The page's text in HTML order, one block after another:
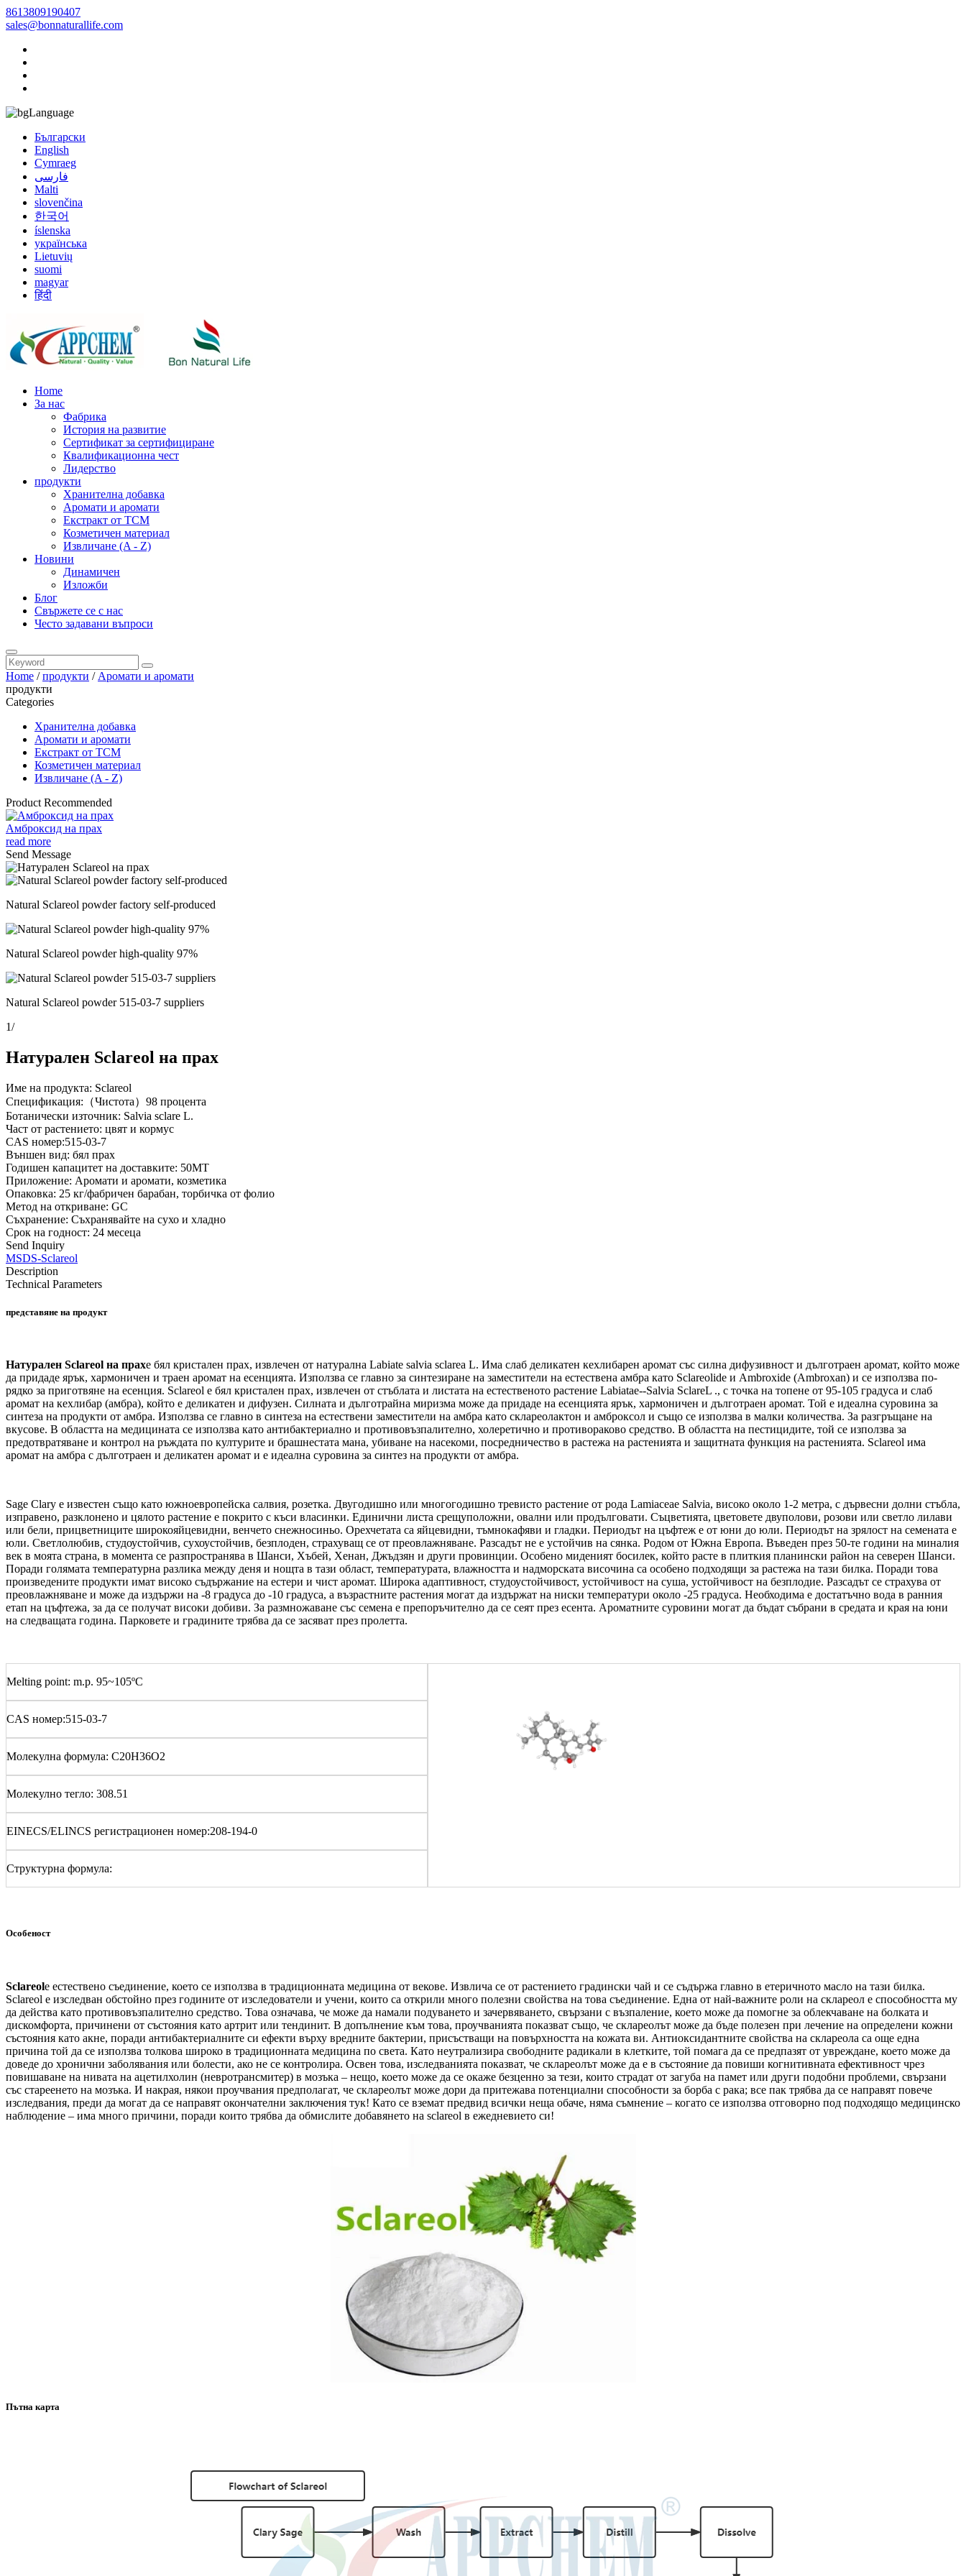
8613809190407
sales@bonnaturallife.com
Language
Български
English
Cymraeg
فارسی
Malti
slovenčina
한국어
íslenska
українська
Lietuvių
suomi
magyar
हिंदी
Home
За нас
Фабрика
История на развитие
Сертификат за сертифициране
Квалификационна чест
Лидерство
продукти
Хранителна добавка
Аромати и аромати
Екстракт от TCM
Козметичен материал
Извличане (A - Z)
Новини
Динамичен
Изложби
Блог
Свържете се с нас
Често задавани въпроси
Home /продукти / Аромати и аромати
продукти
Categories
Хранителна добавка
Аромати и аромати
Екстракт от TCM
Козметичен материал
Извличане (A - Z)
Product Recommended
Амброксид на прах
read more
Send Message
Natural Sclareol powder factory self-produced
Natural Sclareol powder high-quality 97%
Natural Sclareol powder 515-03-7 suppliers
1/
Натурален Sclareol на прах
Име на продукта: Sclareol
Спецификация:（Чистота）98 процента
Ботанически източник: Salvia sclare L.
Част от растението: цвят и кормус
CAS номер:515-03-7
Външен вид: бял прах
Годишен капацитет на доставките: 50MT
Приложение: Аромати и аромати, козметика
Опаковка: 25 кг/фабричен барабан, торбичка от фолио
Метод на откриване: GC
Съхранение: Съхранявайте на сухо и хладно
Срок на годност: 24 месеца
Send Inquiry
MSDS-Sclareol
Description
Technical Parameters
представяне на продукт
Натурален Sclareol на прахе бял кристален прах, извлечен от натурална Labiate salvia sclarea L. Има слаб деликатен кехлибарен аромат със силна дифузивност и дълготраен аромат, който може
да придаде ярък, хармоничен и траен аромат на есенцията. Използва се главно за синтезиране на заместители на естествена амбра като Sclareolide и Ambroxide (Ambroxan) и се използва по-
рядко за приготвяне на есенция. Sclareol е бял кристален прах, извлечен от стъблата и листата на естественото растение Labiatae--Salvia SclareL ., с точка на топене от 95-105 градуса и слаб
аромат на кехлибар (амбра), който е деликатен и дифузен. Силната и дълготрайна миризма може да придаде на есенцията ярък, хармоничен и дълготраен аромат. Той е идеална суровина за
синтеза на продукти от амбра. Използва се главно в синтеза на естествени заместители на амбра като склареолактон и амброксол и също се използва в малки количества. За разгръщане на
вкусове. В областта на медицината се използва като антибактериално и противовъзпалително, холеретично и противораково средство. В областта на пестицидите, той се използва за
предотвратяване и контрол на ръждата по културите и брашнестата мана, убиване на насекоми, посредничество в растежа на растенията и защитната функция на растенията. Sclareol има
аромат на амбра с дълготраен и деликатен аромат и е идеална суровина за синтез на продукти от амбра.
Sage Clary е известен също като южноевропейска салвия, розетка. Двугодишно или многогодишно тревисто растение от рода Lamiaceae Salvia, високо около 1-2 метра, с дървесни долни стъбла,
изправено, разклонено и цялото растение е покрито с къси власинки. Единични листа срещуположни, овални или продълговати. Съцветията, цветовете двуполови, розови или светло лилави
или бели, прицветниците широкояйцевидни, венчето снежносиньо. Орехчетата са яйцевидни, тъмнокафяви и гладки. Периодът на цъфтеж е от юни до юли. Периодът на зрялост на семената е
юли. Светлолюбив, студоустойчив, сухоустойчив, безплоден, страхуващ се от преовлажняване. Разсадът не е устойчив на сянка. Родом от Южна Европа. Въведен през 50-те години на миналия
век в моята страна, в момента се разпространява в Шанси, Хъбей, Хенан, Джъдзян и други провинции. Особено миденият босилек, който расте в плиткия планински район на северен Шанси.
Поради голямата температурна разлика между деня и нощта в тази област, температурата, влажността и надморската височина са особено подходящи за растежа на тази билка. Поради това
произведените продукти имат високо съдържание на естери и чист аромат. Широка адаптивност, студоустойчивост, устойчивост на суша, устойчивост на безплодие. Разсадът се страхува от
преовлажняване и може да издържи на -8 градуса до -10 градуса, а възрастните растения могат да издържат на ниски температури около -25 градуса. Необходима е достатъчно вода в ранния
етап на цъфтежа, за да се получат високи добиви. За размножаване със семена е препоръчително да се сеят през есента. Ароматните суровини могат да бъдат събрани в средата и края на юни
на следващата година. Парковете и градините трябва да се засяват през пролетта.
Melting point: m.p. 95~105ºC
CAS номер:515-03-7
Молекулна формула: C20H36O2
Молекулно тегло: 308.51
EINECS/ELINCS регистрационен номер:208-194-0
Структурна формула:
Особеност
Sclareolе естествено съединение, което се използва в традиционната медицина от векове. Извлича се от растението градински чай и се съдържа главно в етеричното масло на тази билка.
Sclareol е изследван обстойно през годините от изследователи и учени, които са открили много полезни свойства на това съединение. Една от най-важните роли на склареол е способността му
да действа като противовъзпалително средство. Това означава, че може да намали подуването и зачервяването, свързани с възпаление, което може да помогне за облекчаване на болката и
дискомфорта, причинени от състояния като артрит или тендинит. В допълнение към това, проучванията показват също, че склареолът може да бъде полезен при лечение на определени кожни
състояния като акне, поради антибактериалните си ефекти върху вредните бактерии, присъстващи на повърхността на кожата ви. Антиоксидантните свойства на склареола са още една
причина той да се използва толкова широко в традиционната медицина по света. Като неутрализира свободните радикали в клетките, той помага да се предпазят от увреждане, което може да
доведе до хронични заболявания или болести, ако не се контролира. Освен това, изследванията показват, че склареолът може да е в състояние да повиши когнитивната ефективност чрез
повишаване на нивата на ацетилхолин (невротрансмитер) в мозъка – нещо, което може да се окаже безценно за тези, които страдат от загуба на памет или други подобни проблеми, свързани
със стареенето на мозъка. И накрая, някои проучвания предполагат, че склареолът може дори да притежава потенциални способности за борба с рака; все пак трябва да се направят повече
изследвания, преди да могат да се направят окончателни заключения тук! Като се вземат предвид всички неща обаче, няма съмнение – когато се използва отговорно под подходящо медицинско
наблюдение – има много причини, поради които трябва да обмислите добавянето на sclareol в ежедневието си!
Пътна карта